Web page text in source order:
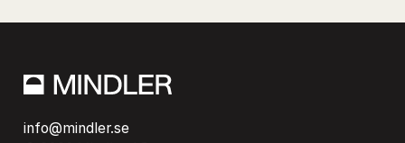
info@mindler.se